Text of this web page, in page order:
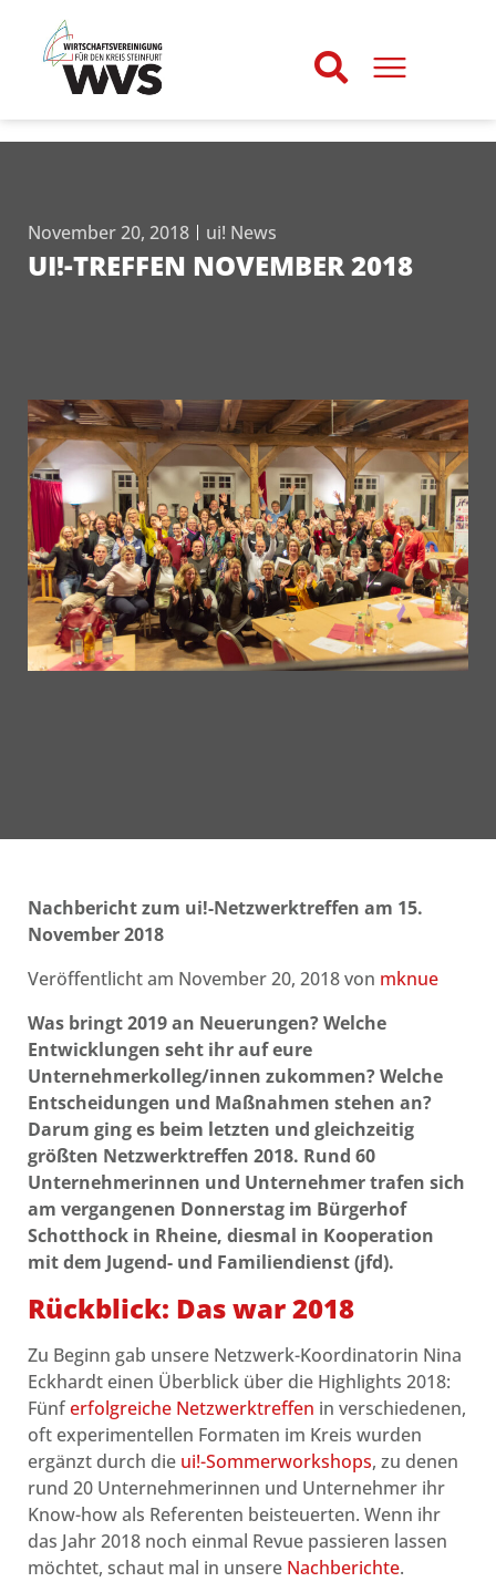
November 20, 2018 ui! News
UI!-TREFFEN NOVEMBER 2018
Nachbericht zum ui!-Netzwerktreffen am 15.
November 2018
Veröffentlicht am November 20, 2018 von mknue
Was bringt 2019 an Neuerungen? Welche
Entwicklungen seht ihr auf eure
Unternehmerkolleg/innen zukommen? Welche
Entscheidungen und Maßnahmen stehen an?
Darum ging es beim letzten und gleichzeitig
größten Netzwerktreffen 2018. Rund 60
Unternehmerinnen und Unternehmer trafen sich
am vergangenen Donnerstag im Bürgerhof
Schotthock in Rheine, diesmal in Kooperation
mit dem Jugend- und Familiendienst (jfd).
Rückblick: Das war 2018
Zu Beginn gab unsere Netzwerk-Koordinatorin Nina
Eckhardt einen Überblick über die Highlights 2018:
Fünferfolgreiche Netzwerktreffen in verschiedenen,
oft experimentellen Formaten im Kreis wurden
ergänzt durch die ui!-Sommerworkshops, zu denen
rund 20 Unternehmerinnen und Unternehmer ihr
Know-how als Referenten beisteuerten. Wenn ihr
das Jahr 2018 noch einmal Revue passieren lassen
möchtet, schaut mal in unsere Nachberichte.